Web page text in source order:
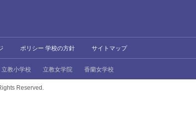
ポリシー 学校の方針 サイトマップ
立教小学校 立教女学院 香蘭女学校
Reserved.